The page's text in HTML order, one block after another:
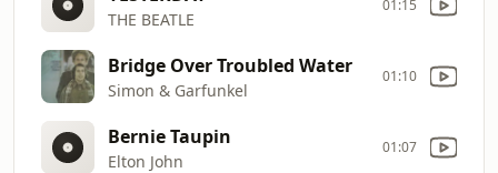
THE BEATLE
01:15
Bridge Over Troubled Water
Simon & Garfunkel
01:10
Bernie Taupin
Elton John
01:07